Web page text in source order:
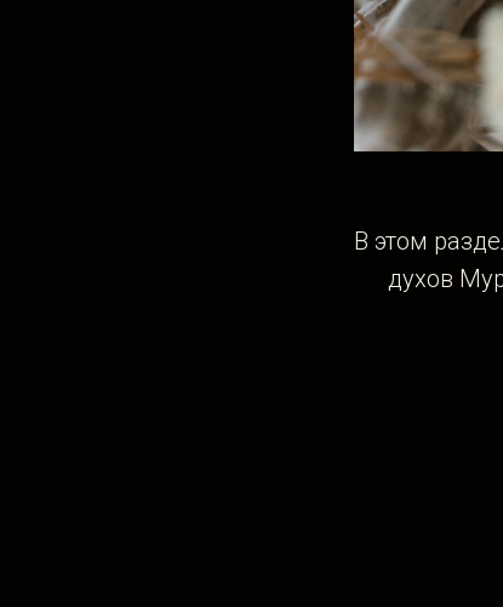
В этом
духов